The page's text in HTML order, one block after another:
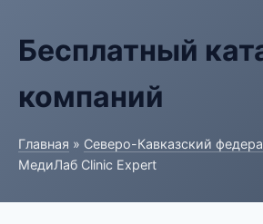
Бесплатный
компаний
Главная » Северо-Кавказский
МедиЛаб Clinic Expert